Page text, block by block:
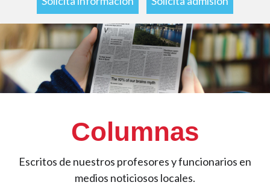
Columnas
Escritos de nuestros profesores y funcionarios en
medios noticiosos locales.